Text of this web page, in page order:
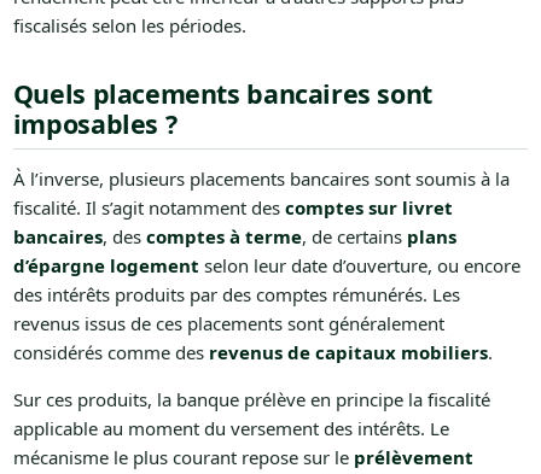
fiscalisés selon les périodes.
Quels placements bancaires sont
imposables ?
À l’inverse, plusieurs placements bancaires sont soumis à la
fiscalité. Il s’agit notamment des comptes sur livret
bancaires, des comptes à terme, de certains plans
d’épargne logement selon leur date d’ouverture, ou encore
des intérêts produits par des comptes rémunérés. Les
revenus issus de ces placements sont généralement
considérés comme des revenus de capitaux mobiliers.
Sur ces produits, la banque prélève en principe la fiscalité
applicable au moment du versement des intérêts. Le
mécanisme le plus courant repose sur le prélèvement